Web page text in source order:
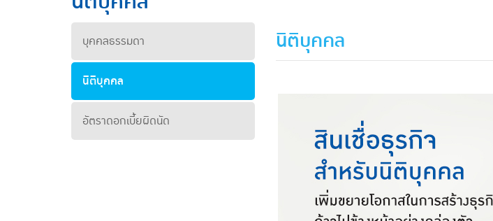
บุคคลธรรมดา
นิติบุคคล
อัตราดอกเบี้ยผิดนัด
นิติบุคคล